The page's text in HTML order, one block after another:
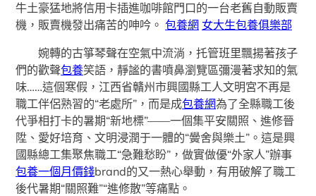
牛土豪猛地將信用卡插進咖啡館門口的一台老舊自動販賣
機，販賣機發出痛苦的呻吟。包養網 女大生包養俱樂部
婉轉的古箏琴聲在空氣中流淌，托管班里飄揚著孩子
們的歡聲包養笑語，靜謐的書噴鼻瀏覽區彌漫著求知的氣
味……這個寒假，江西省贛州市興國縣工人文明宮不再是
職工伴侶熟習的“老處所”，而是成包養網為了全縣職工後
代爭相打卡的暑期“新地標”——一個集平安關照、進修晉
陞、愛好培育、文明浸潤于一體的“黌舍與樂土”。這是興
國縣總工集聚焦職工“急難愁盼”，做實做優“外家人”辦事
包養一個月價錢brand的又一熱心舉動，有用破解了職工
後代暑期“關照難”“進修散”等痛點。